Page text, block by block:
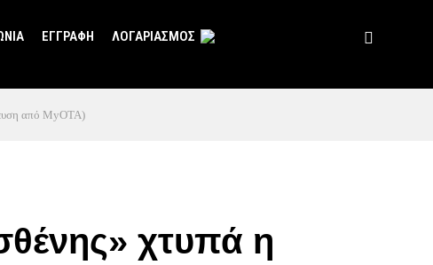
ΕΓΓΡΑΦΗ ΛΟΓΑΡΙΑΣΜΟΣ
από MyOTA)
χτυπά η